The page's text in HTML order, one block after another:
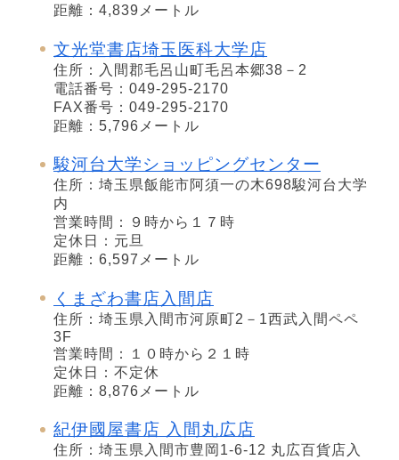
距離：4,839メートル
文光堂書店埼玉医科大学店
住所：入間郡毛呂山町毛呂本郷38－2
電話番号：049-295-2170
FAX番号：049-295-2170
距離：5,796メートル
駿河台大学ショッピングセンター
住所：埼玉県飯能市阿須一の木698駿河台大学
内
営業時間：９時から１７時
定休日：元旦
距離：6,597メートル
くまざわ書店入間店
住所：埼玉県入間市河原町2－1西武入間ペペ
3F
営業時間：１０時から２１時
定休日：不定休
距離：8,876メートル
紀伊國屋書店 入間丸広店
住所：埼玉県入間市豊岡1-6-12 丸広百貨店入